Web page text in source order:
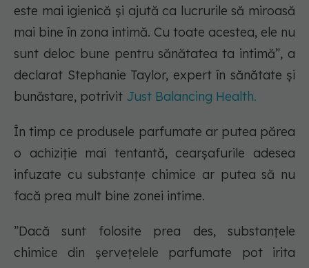
este mai igienică și ajută ca lucrurile să miroasă
mai bine în zona intimă. Cu toate acestea, ele nu
sunt deloc bune pentru sănătatea ta intimă”, a
declarat Stephanie Taylor, expert în sănătate și
bunăstare, potrivit Just Balancing Health.
În timp ce produsele parfumate ar putea părea
o achiziție mai tentantă, cearșafurile adesea
infuzate cu substanțe chimice ar putea să nu
facă prea mult bine zonei intime.
”Dacă sunt folosite prea des, substanțele
chimice din șervețelele parfumate pot irita